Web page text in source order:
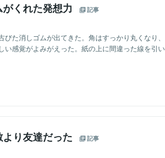
くれた発想力 記事
た消しゴムが出てきた。角はすっかり丸くなり、
感覚がよみがえった。紙の上に間違った線を引い
より友達だった 記事